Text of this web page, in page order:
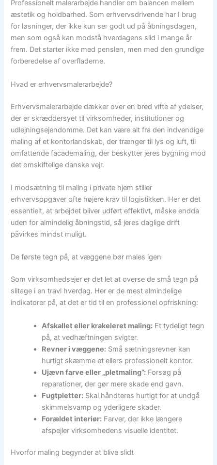
Professionelt malerarbejde handler om balancen mellem
æstetik og holdbarhed. Som erhvervsdrivende har I brug
for løsninger, der ikke kun ser godt ud på åbningsdagen,
men som også kan modstå hverdagens slid i mange år
frem. Det starter ikke med penslen, men med den grundige
forberedelse af overfladerne.
Hvad er erhvervsmalerarbejde?
Erhvervsmalerarbejde dækker over en bred vifte af ydelser,
der er skræddersyet til virksomheder, institutioner og
udlejningsejendomme. Det kan være alt fra den indvendige
maling af et kontorlandskab, der trænger til lys og luft, til
omfattende facademaling, der beskytter jeres bygning mod
det omskiftelige danske vejr.
I modsætning til maling i private hjem stiller
erhvervsopgaver ofte højere krav til logistikken. Her er det
essentielt, at arbejdet bliver udført effektivt, måske endda
uden for almindelig åbningstid, så jeres daglige drift
påvirkes mindst muligt.
De første tegn på, at væggene bør males igen
Som virksomhedsejer er det let at overse de små tegn på
slitage i en travl hverdag. Her er de mest almindelige
indikatorer på, at det er tid til en professionel opfriskning:
Afskallet eller krakeleret maling: Et tydeligt tegn
på, at vedhæftningen svigter.
Revner i væggene: Små sætningsrevner kan
hurtigt skæmme et ellers professionelt kontor.
Ujævn farve eller „pletmaling”: Forsøg på
reparationer, der gør mere skade end gavn.
Fugtpletter: Skal håndteres hurtigt for at undgå
skimmelsvamp og yderligere skader.
Forældet interiør: Farver, der ikke længere
afspejler virksomhedens visuelle identitet.
Hvorfor maling begynder at blive slidt